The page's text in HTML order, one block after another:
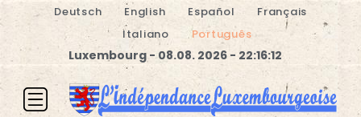
Deutsch English Español
Français
Italiano
Português
Luxembourg - 08.08. 2026 - 22:16:12